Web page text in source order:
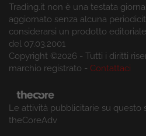
Trading.it non è una testata
aggiornato senza alcuna
considerarsi un prodotto
del 07.03.2001
Copyright ©2026 - Tutti i diritti
marchio registrato - Contattaci
Le attività pubblicitarie su questo
theCoreAdv